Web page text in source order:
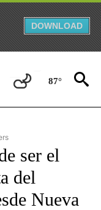
DOWNLOAD
87°
SPANISH" TO RECEIVE
ser el
del
Nueva